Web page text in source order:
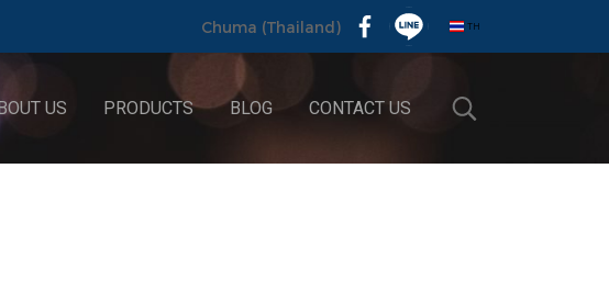
Chuma (Thailand) TH
US PRODUCTS BLOG CONTACT US